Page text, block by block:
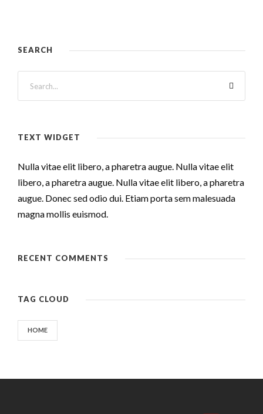
SEARCH
TEXT WIDGET
Nulla vitae elit libero, a pharetra augue. Nulla vitae elit
libero, a pharetra augue. Nulla vitae elit libero, a pharetra
augue. Donec sed odio dui. Etiam porta sem malesuada
magna mollis euismod.
RECENT COMMENTS
TAG CLOUD
HOME